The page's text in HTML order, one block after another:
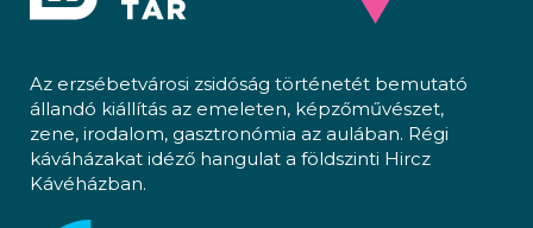
Az erzsébetvárosi zsidóság történetét bemutató
állandó kiállítás az emeleten, képzőművészet,
zene, irodalom, gasztronómia az aulában. Régi
káváházakat idéző hangulat a földszinti Hircz
Kávéházban.